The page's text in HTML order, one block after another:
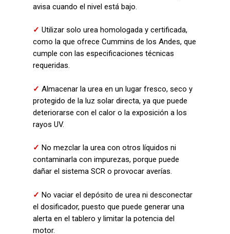
avisa cuando el nivel está bajo.
✓ Utilizar solo urea homologada y certificada,
como la que ofrece Cummins de los Andes, que
cumple con las especificaciones técnicas
requeridas.
✓ Almacenar la urea en un lugar fresco, seco y
protegido de la luz solar directa, ya que puede
deteriorarse con el calor o la exposición a los
rayos UV.
✓ No mezclar la urea con otros líquidos ni
contaminarla con impurezas, porque puede
dañar el sistema SCR o provocar averías.
✓ No vaciar el depósito de urea ni desconectar
el dosificador, puesto que puede generar una
alerta en el tablero y limitar la potencia del
motor.